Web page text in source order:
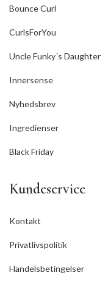
Bounce Curl
CurlsForYou
Uncle Funky´s Daughter
Innersense
Nyhedsbrev
Ingredienser
Black Friday
Kundeservice
Kontakt
Privatlivspolitik
Handelsbetingelser